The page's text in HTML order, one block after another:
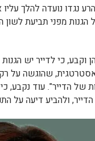
נגדו נועדה להלך עליו
מפני תביעת
כי לדייר יש
שהוגשה על
של הדייר". עוד נקבע,
ולהביע דיעה על